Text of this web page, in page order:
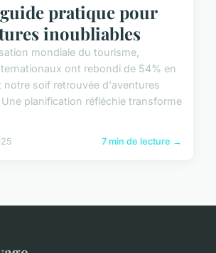
guide pratique pour
inoubliables
mondiale du tourisme,
ont rebondi de 54% en
notre soif retrouvée d'aventures
planification réfléchie transforme
7 min de lecture →